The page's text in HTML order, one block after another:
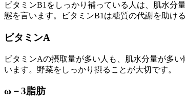
ビタミンB1をしっかり補っている人は、肌水分
態を言います。ビタミンB1は糖質の代謝を助け
ビタミンA
ビタミンAの摂取量が多い人も、肌水分量が多
います。野菜をしっかり摂ることが大切です。
ω－3脂肪